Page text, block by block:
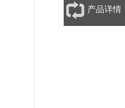
产品详情